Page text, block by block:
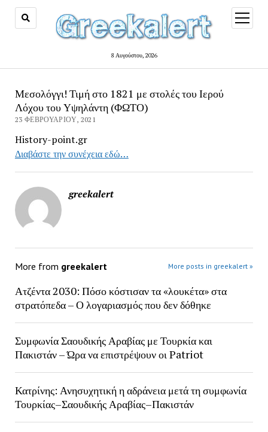
8 Αυγούστου, 2026
open
menu
Μεσολόγγι! Τιμή στο 1821 με στολές του Ιερού
Λόχου του Υψηλάντη (ΦΩΤΟ)
23 ΦΕΒΡΟΥΑΡΊΟΥ, 2021
History-point.gr
Διαβάστε την συνέχεια εδώ…
greekalert
More from greekalert More posts in greekalert »
Ατζέντα 2030: Πόσο κόστισαν τα «λουκέτα» στα
στρατόπεδα – Ο λογαριασμός που δεν δόθηκε
Συμφωνία Σαουδικής Αραβίας με Τουρκία και
Πακιστάν – Ώρα να επιστρέψουν οι Patriot
Κατρίνης: Ανησυχητική η αδράνεια μετά τη συμφωνία
Τουρκίας–Σαουδικής Αραβίας–Πακιστάν